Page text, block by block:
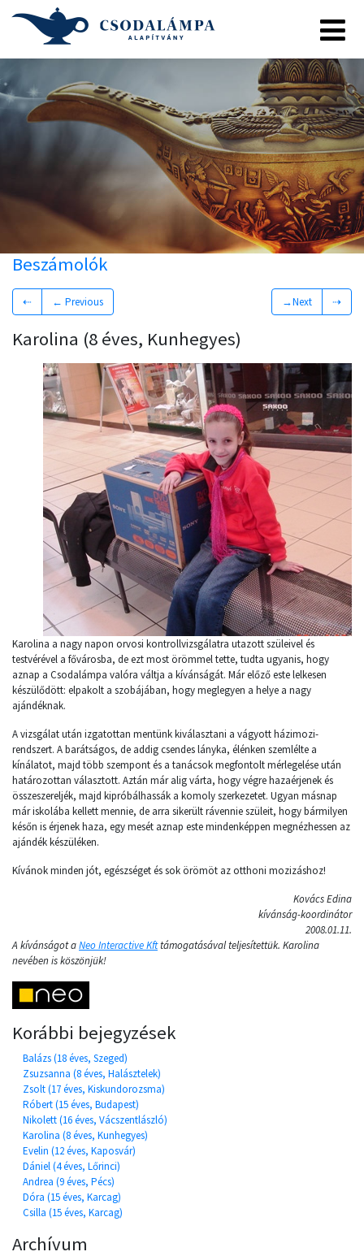
Beszámolók
⇠ ← Previous →Next ⇢
Karolina (8 éves, Kunhegyes)
Karolina a nagy napon orvosi kontrollvizsgálatra utazott szüleivel és
testvérével a fővárosba, de ezt most örömmel tette, tudta ugyanis, hogy
aznap a Csodalámpa valóra váltja a kívánságát. Már előző este lelkesen
készülődött: elpakolt a szobájában, hogy meglegyen a helye a nagy
ajándéknak.
A vizsgálat után izgatottan mentünk kiválasztani a vágyott házimozi-
rendszert. A barátságos, de addig csendes lányka, élénken szemlélte a
kínálatot, majd több szempont és a tanácsok megfontolt mérlegelése után
határozottan választott. Aztán már alig várta, hogy végre hazaérjenek és
összeszereljék, majd kipróbálhassák a komoly szerkezetet. Ugyan másnap
már iskolába kellett mennie, de arra sikerült rávennie szüleit, hogy bármilyen
későn is érjenek haza, egy mesét aznap este mindenképpen megnézhessen az
ajándék készüléken.
Kívánok minden jót, egészséget és sok örömöt az otthoni mozizáshoz!
Kovács Edina
kívánság-koordinátor
2008.01.11.
A kívánságot aNeo Interactive Kfttámogatásával teljesítettük. Karolina
nevében is köszönjük!
Korábbi bejegyzések
Balázs (18 éves, Szeged)
Zsuzsanna (8 éves, Halásztelek)
Zsolt (17 éves, Kiskundorozsma)
Róbert (15 éves, Budapest)
Nikolett (16 éves, Vácszentlászló)
Karolina (8 éves, Kunhegyes)
Evelin (12 éves, Kaposvár)
Dániel (4 éves, Lőrinci)
Andrea (9 éves, Pécs)
Dóra (15 éves, Karcag)
Csilla (15 éves, Karcag)
Archívum